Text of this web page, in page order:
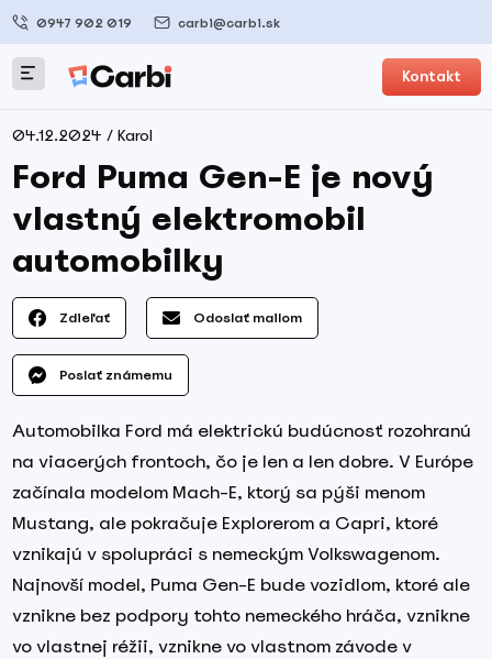
0947 902 019 carbi@carbi.sk
Kontakt
04.12.2024 / Karol
Ford Puma Gen-E je nový
vlastný elektromobil
automobilky
Zdieľať Odoslať mailom
Poslať známemu
Automobilka Ford má elektrickú budúcnosť rozohranú
na viacerých frontoch, čo je len a len dobre. V Európe
začínala modelom Mach-E, ktorý sa pýši menom
Mustang, ale pokračuje Explorerom a Capri, ktoré
vznikajú v spolupráci s nemeckým Volkswagenom.
Najnovší model, Puma Gen-E bude vozidlom, ktoré ale
vznikne bez podpory tohto nemeckého hráča, vznikne
vo vlastnej réžii, vznikne vo vlastnom závode v